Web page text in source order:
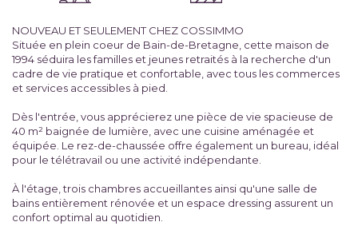
NOUVEAU ET SEULEMENT CHEZ COSSIMMO
Située en plein coeur de Bain-de-Bretagne, cette maison de
1994 séduira les familles et jeunes retraités à la recherche d'un
cadre de vie pratique et confortable, avec tous les commerces
et services accessibles à pied.
Dès l'entrée, vous apprécierez une pièce de vie spacieuse de
40 m² baignée de lumière, avec une cuisine aménagée et
équipée. Le rez-de-chaussée offre également un bureau, idéal
pour le télétravail ou une activité indépendante.
À l'étage, trois chambres accueillantes ainsi qu'une salle de
bains entièrement rénovée et un espace dressing assurent un
confort optimal au quotidien.